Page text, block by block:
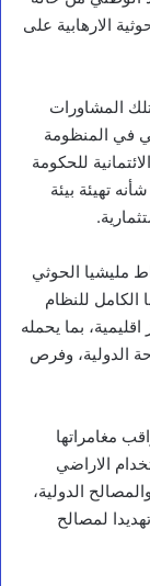
الارهابية على
المشاورات
في المنظومة
للحكومة
تهيئة بيئة
مليشيا الحوثي
الكامل للنظام
بما يحمله
الدولية، وفرص
مغامراتها
الاراضي
الدولية،
لمصالح